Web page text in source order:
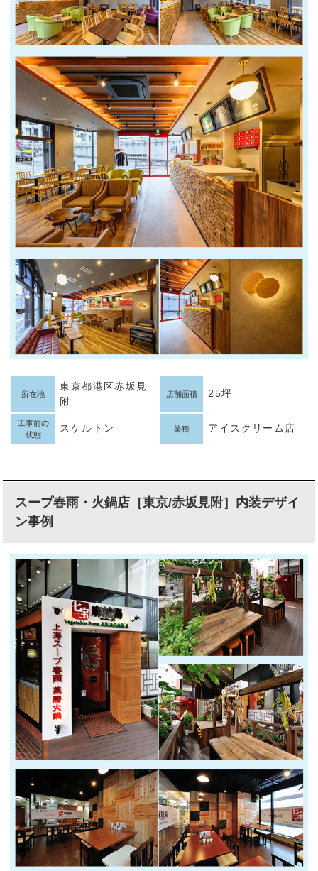
所在地
東京都港区赤坂見
附
店舗面積 25坪
工事前の
状態
スケルトン 業種 アイスクリーム店
スープ春雨・火鍋店［東京/赤坂見附］内装デザイ
ン事例